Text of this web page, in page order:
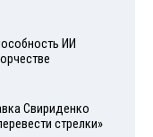
ИИ
Свириденко
стрелки»